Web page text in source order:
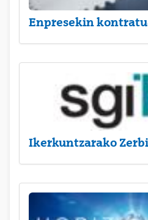
Enpresekin
Ikerkuntzarako